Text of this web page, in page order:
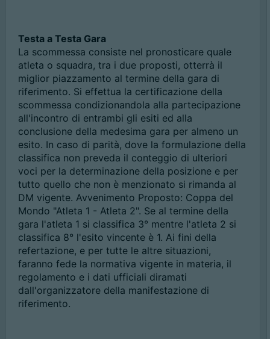
Testa a Testa Gara
La scommessa consiste nel pronosticare quale
atleta o squadra, tra i due proposti, otterrà il
miglior piazzamento al termine della gara di
riferimento. Si effettua la certificazione della
scommessa condizionandola alla partecipazione
all'incontro di entrambi gli esiti ed alla
conclusione della medesima gara per almeno un
esito. In caso di parità, dove la formulazione della
classifica non preveda il conteggio di ulteriori
voci per la determinazione della posizione e per
tutto quello che non è menzionato si rimanda al
DM vigente. Avvenimento Proposto: Coppa del
Mondo "Atleta 1 - Atleta 2". Se al termine della
gara l'atleta 1 si classifica 3° mentre l'atleta 2 si
classifica 8° l'esito vincente è 1. Ai fini della
refertazione, e per tutte le altre situazioni,
faranno fede la normativa vigente in materia, il
regolamento e i dati ufficiali diramati
dall'organizzatore della manifestazione di
riferimento.